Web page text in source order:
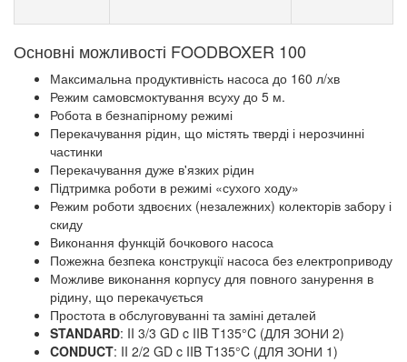
Основні можливості FOODBOXER 100
Максимальна продуктивність насоса до 160 л/хв
Режим самовсмоктування всуху до 5 м.
Робота в безнапірному режимі
Перекачування рідин, що містять тверді і нерозчинні
частинки
Перекачування дуже в'язких рідин
Підтримка роботи в режимі «сухого ходу»
Режим роботи здвоєних (незалежних) колекторів забору і
скиду
Виконання функцій бочкового насоса
Пожежна безпека конструкції насоса без електроприводу
Можливе виконання корпусу для повного занурення в
рідину, що перекачується
Простота в обслуговуванні та заміні деталей
STANDARD: II 3/3 GD c IIB T135°C (ДЛЯ ЗОНИ 2)
CONDUCT: II 2/2 GD c IIB T135°C (ДЛЯ ЗОНИ 1)